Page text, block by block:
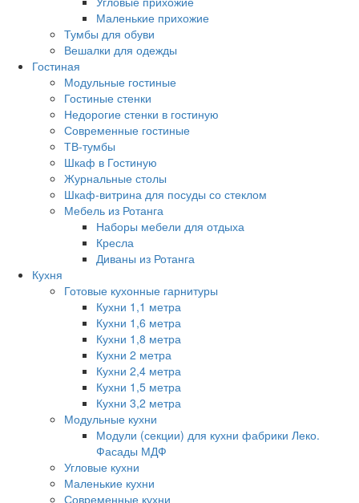
Маленькие прихожие
Тумбы для обуви
Вешалки для одежды
Гостиная
Модульные гостиные
Гостиные стенки
Недорогие стенки в гостиную
Современные гостиные
ТВ-тумбы
Шкаф в Гостиную
Журнальные столы
Шкаф-витрина для посуды со стеклом
Мебель из Ротанга
Наборы мебели для отдыха
Кресла
Диваны из Ротанга
Кухня
Готовые кухонные гарнитуры
Кухни 1,1 метра
Кухни 1,6 метра
Кухни 1,8 метра
Кухни 2 метра
Кухни 2,4 метра
Кухни 1,5 метра
Кухни 3,2 метра
Модульные кухни
Модули (секции) для кухни фабрики Леко.
Фасады МДФ
Угловые кухни
Маленькие кухни
Современные кухни